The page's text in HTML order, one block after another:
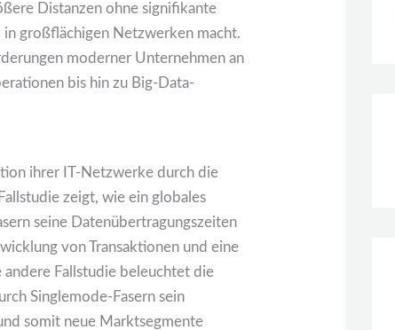
Distanzen ohne signifikante
in großflächigen Netzwerken macht.
moderner Unternehmen an
bis hin zu Big-Data-
ihrer IT-Netzwerke durch die
zeigt, wie ein globales
seine Datenübertragungszeiten
von Transaktionen und eine
Fallstudie beleuchtet die
Singlemode-Fasern sein
somit neue Marktsegmente